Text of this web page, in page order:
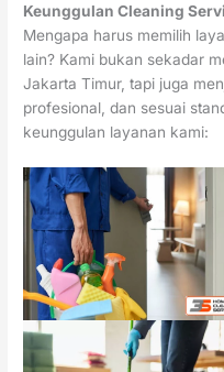
Keunggulan Cleaning
Mengapa harus memilih
lain? Kami bukan sekadar
Jakarta Timur, tapi juga
profesional, dan sesuai
keunggulan layanan kami: